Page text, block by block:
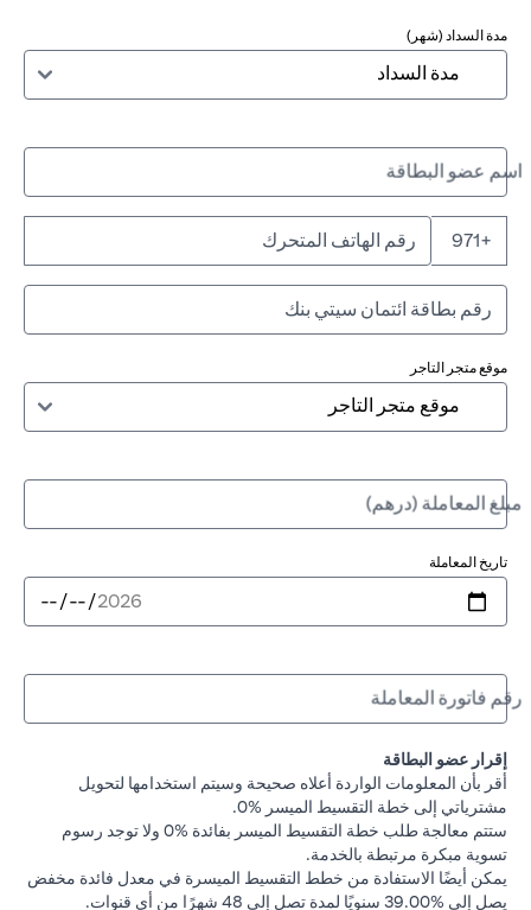
مدة السداد (شهر)
اسم عضو البطاقة
+971
موقع متجر التاجر
مبلغ المعاملة (درهم)
تاريخ المعاملة
رقم فاتورة المعاملة
إقرار عضو البطاقة
أقر بأن المعلومات الواردة أعلاه صحيحة وسيتم استخدامها لتحويل
مشترياتي إلى خطة التقسيط الميسر %0.
ستتم معالجة طلب خطة التقسيط الميسر بفائدة %0 ولا توجد رسوم
تسوية مبكرة مرتبطة بالخدمة.
يمكن أيضًا الاستفادة من خطط التقسيط الميسرة في معدل فائدة مخفض
يصل إلى %39.00 سنويًا لمدة تصل إلى 48 شهرًا من أي قنوات.